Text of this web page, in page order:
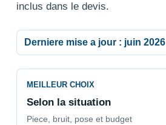
inclus dans le devis.
Derniere mise a jour : juin 2026
MEILLEUR CHOIX
Selon la situation
Piece, bruit, pose et budget